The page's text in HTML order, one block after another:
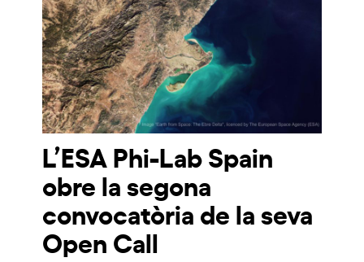
L’ESA Phi-Lab Spain
obre la segona
convocatòria de la seva
Open Call